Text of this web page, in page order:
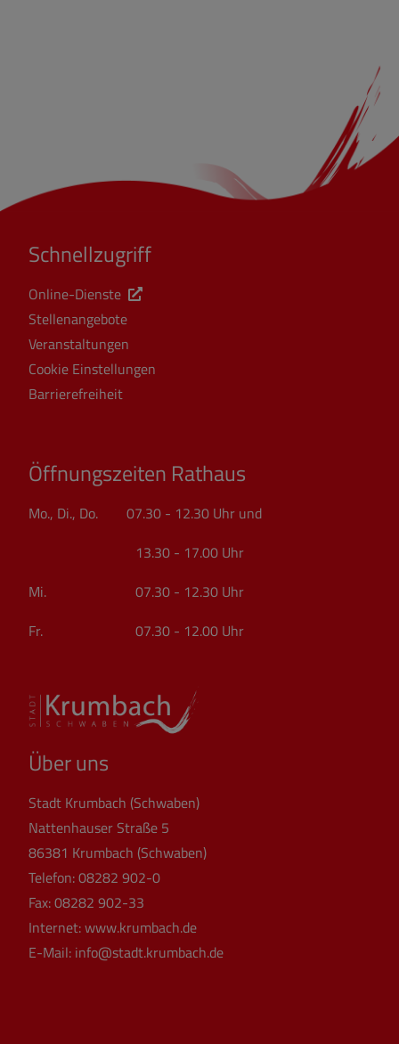
Schnellzugriff
Online-Dienste
Stellenangebote
Veranstaltungen
Cookie Einstellungen
Barrierefreiheit
Öffnungszeiten Rathaus
Mo., Di., Do. 07.30 - 12.30 Uhr und
13.30 - 17.00 Uhr
Mi. 07.30 - 12.30 Uhr
Fr. 07.30 - 12.00 Uhr
Über uns
Stadt Krumbach (Schwaben)
Nattenhauser Straße 5
86381 Krumbach (Schwaben)
Telefon:08282 902-0
Fax:08282 902-33
Internet:www.krumbach.de
E-Mail: info@stadt.krumbach.de